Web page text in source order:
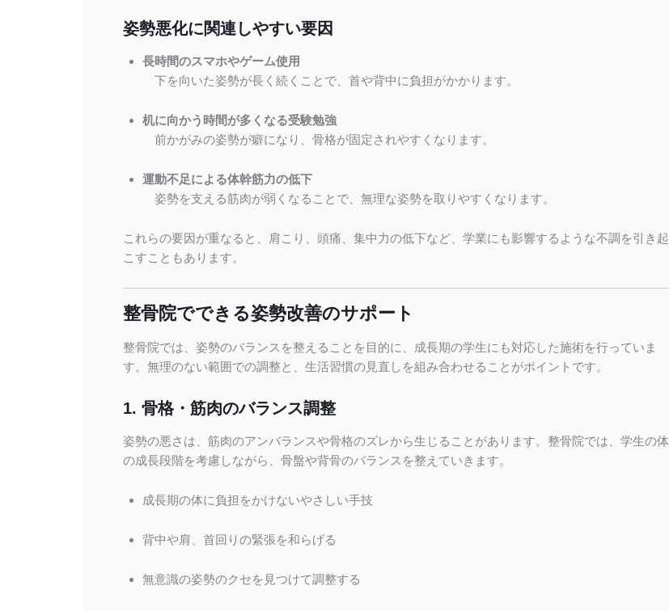
姿勢悪化に関連しやすい要因
長時間のスマホやゲーム使用
下を向いた姿勢が長く続くことで、首や背中に負担がかかります。
机に向かう時間が多くなる受験勉強
前かがみの姿勢が癖になり、骨格が固定されやすくなります。
運動不足による体幹筋力の低下
姿勢を支える筋肉が弱くなることで、無理な姿勢を取りやすくなります。
これらの要因が重なると、肩こり、頭痛、集中力の低下など、学業にも影響するような不調を引き起
こすこともあります。
整骨院でできる姿勢改善のサポート
整骨院では、姿勢のバランスを整えることを目的に、成長期の学生にも対応した施術を行っていま
す。無理のない範囲での調整と、生活習慣の見直しを組み合わせることがポイントです。
1. 骨格・筋肉のバランス調整
姿勢の悪さは、筋肉のアンバランスや骨格のズレから生じることがあります。整骨院では、学生の体
の成長段階を考慮しながら、骨盤や背骨のバランスを整えていきます。
成長期の体に負担をかけないやさしい手技
背中や肩、首回りの緊張を和らげる
無意識の姿勢のクセを見つけて調整する